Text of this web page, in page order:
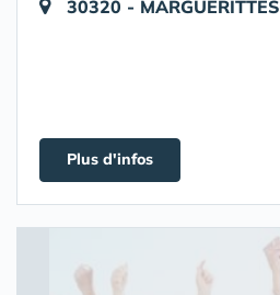
30320 - MARGUERITTES
Plus d'infos